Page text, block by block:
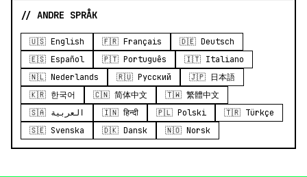
// ANDRE SPRÅK
🇺🇸 English 🇫🇷 Français
🇩🇪 Deutsch
🇪🇸 Español
🇵🇹 Português
🇮🇹 Italiano
🇳🇱 Nederlands
🇷🇺 Русский
🇯🇵 日本語
🇰🇷 한국어
🇨🇳 简体中文
🇹🇼 繁體中文
🇸🇦 العربية
🇮🇳 हिन्दी 🇵🇱 Polski
🇹🇷 Türkçe
🇸🇪 Svenska
🇩🇰 Dansk 🇳🇴 Norsk